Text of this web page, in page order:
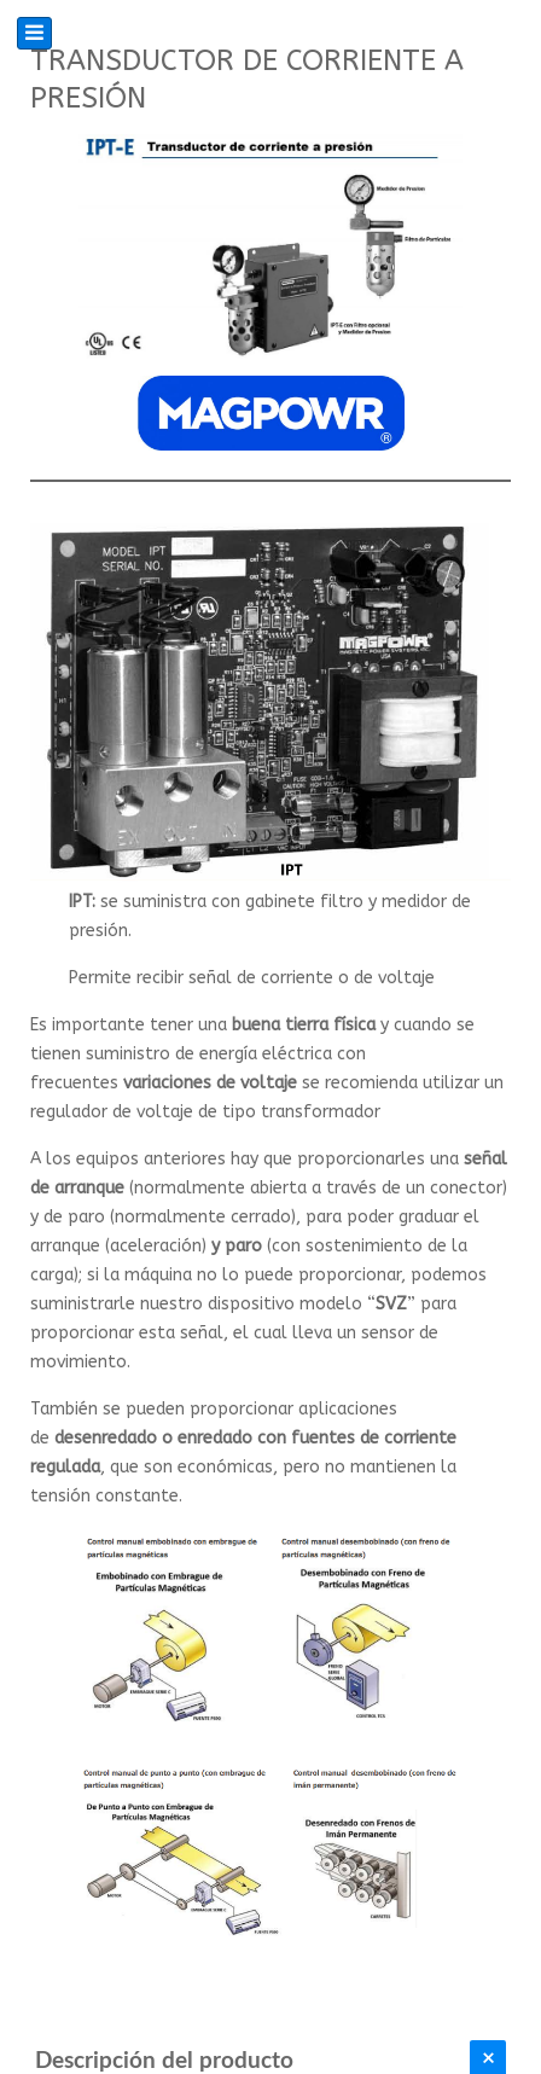
TRANSDUCTOR DE CORRIENTE A
PRESIÓN
IPT: se suministra con gabinete filtro y medidor de
presión.
Permite recibir señal de corriente o de voltaje
Es importante tener una buena tierra físicay cuando se
tienen suministro de energía eléctrica con
frecuentes variaciones de voltaje se recomienda utilizar un
regulador de voltaje de tipo transformador
A los equipos anteriores hay que proporcionarles una señal
de arranque (normalmente abierta a través de un conector)
y de paro (normalmente cerrado), para poder graduar el
arranque (aceleración) y paro (con sostenimiento de la
carga); si la máquina no lo puede proporcionar, podemos
suministrarle nuestro dispositivo modelo “SVZ” para
proporcionar esta señal, el cual lleva un sensor de
movimiento.
También se pueden proporcionar aplicaciones
de desenredado o enredado con fuentes de corriente
regulada, que son económicas, pero no mantienen la
tensión constante.
Descripción del producto